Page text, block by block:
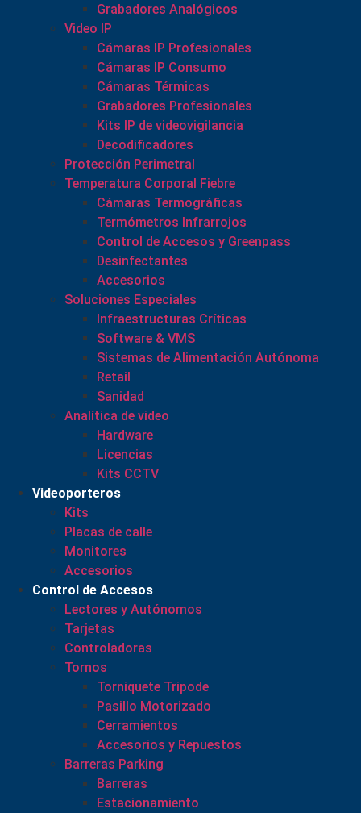
Grabadores Analógicos
Video IP
Cámaras IP Profesionales
Cámaras IP Consumo
Cámaras Térmicas
Grabadores Profesionales
Kits IP de videovigilancia
Decodificadores
Protección Perimetral
Temperatura Corporal Fiebre
Cámaras Termográficas
Termómetros Infrarrojos
Control de Accesos y Greenpass
Desinfectantes
Accesorios
Soluciones Especiales
Infraestructuras Críticas
Software & VMS
Sistemas de Alimentación Autónoma
Retail
Sanidad
Analítica de video
Hardware
Licencias
Kits CCTV
Videoporteros
Kits
Placas de calle
Monitores
Accesorios
Control de Accesos
Lectores y Autónomos
Tarjetas
Controladoras
Tornos
Torniquete Tripode
Pasillo Motorizado
Cerramientos
Accesorios y Repuestos
Barreras Parking
Barreras
Estacionamiento